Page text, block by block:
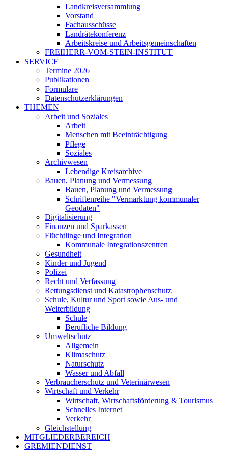
Landkreisversammlung
Vorstand
Fachausschüsse
Landrätekonferenz
Arbeitskreise und Arbeitsgemeinschaften
FREIHERR-VOM-STEIN-INSTITUT
SERVICE
Termine 2026
Publikationen
Formulare
Datenschutzerklärungen
THEMEN
Arbeit und Soziales
Arbeit
Menschen mit Beeinträchtigung
Pflege
Soziales
Archivwesen
Lebendige Kreisarchive
Bauen, Planung und Vermessung
Bauen, Planung und Vermessung
Schriftenreihe "Vermarktung kommunaler
Geodaten"
Digitalisierung
Finanzen und Sparkassen
Flüchtlinge und Integration
Kommunale Integrationszentren
Gesundheit
Kinder und Jugend
Polizei
Recht und Verfassung
Rettungsdienst und Katastrophenschutz
Schule, Kultur und Sport sowie Aus- und
Weiterbildung
Schule
Berufliche Bildung
Umweltschutz
Allgemein
Klimaschutz
Naturschutz
Wasser und Abfall
Verbraucherschutz und Veterinärwesen
Wirtschaft und Verkehr
Wirtschaft, Wirtschaftsförderung & Tourismus
Schnelles Internet
Verkehr
Gleichstellung
MITGLIEDERBEREICH
GREMIENDIENST